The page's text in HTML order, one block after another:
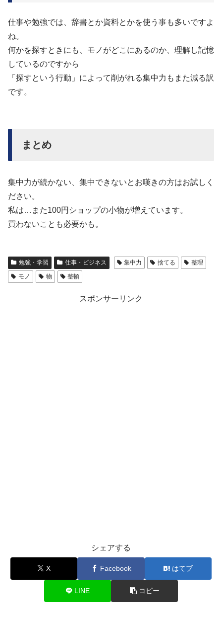
仕事や勉強では、辞書とか資料とかを使う事も多いですよ
ね。
何かを探すときにも、モノがどこにあるのか、理解し記憶
しているのですから
「探すという行動」によって削がれる集中力もまた減る訳
です。
まとめ
集中力が続かない、集中できないとお嘆きの方はお試しく
ださい。
私は…また100円ショップの小物が増えています。
買わないことも必要かも。
勉強・学習 仕事・ビジネス 集中力 捨てる
整理
モノ
物 整頓
スポンサーリンク
シェアする
X Facebook はてブ
LINE コピー